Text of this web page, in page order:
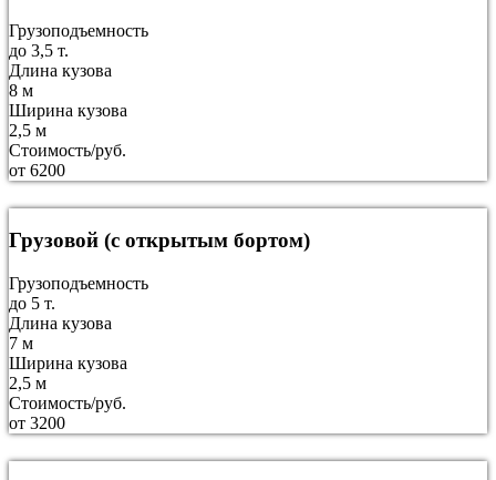
Грузоподъемность
до 3,5 т.
Длина кузова
8 м
Ширина кузова
2,5 м
Стоимость/руб.
от 6200
Грузовой (с открытым бортом)
Грузоподъемность
до 5 т.
Длина кузова
7 м
Ширина кузова
2,5 м
Стоимость/руб.
от 3200